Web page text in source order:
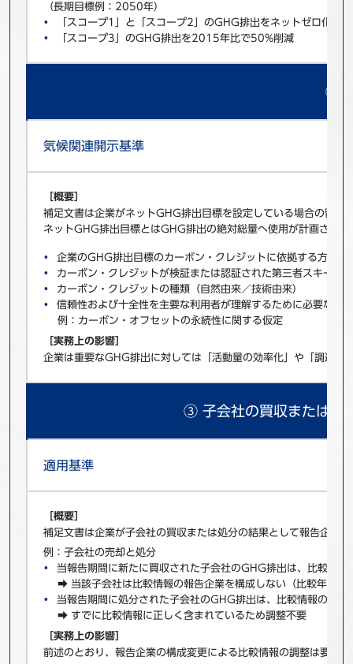
（長期目標例：2050年）
「スコープ1」と「スコープ2」のGHG排出をネットゼロ化
「スコープ3」のGHG排出を2015年比で50%削減
②
気候関連開示基準
［概要］
補足文書は企業がネットGHG排出目標を設定している場合の留
ネットGHG排出目標とはGHG排出の絶対総量へ使用が計画され
企業のGHG排出目標のカーボン・クレジットに依拠する方法お
カーボン・クレジットが検証または認証された第三者スキーム
カーボン・クレジットの種類（自然由来／技術由来）
信頼性および十全性を主要な利用者が理解するために必要なそ
例：カーボン・オフセットの永続性に関する仮定
［実務上の影響］
企業は重要なGHG排出に対しては「活動量の効率化」や「調達先
③ 子会社の買収または処
適用基準
［概要］
補足文書は企業が子会社の買収または処分の結果として報告企業
例：子会社の売却と処分
当報告期間に新たに買収された子会社のGHG排出は、比較情
➡ 当該子会社は比較情報の報告企業を構成しない（比較年度時
当報告期間に処分された子会社のGHG排出は、比較情報の
➡ すでに比較情報に正しく含まれているため調整不要
［実務上の影響］
前述のとおり、報告企業の構成変更による比較情報の調整は要求